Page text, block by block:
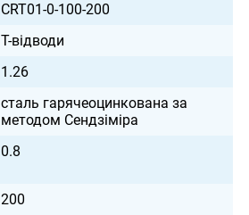
CRT01-0-100-200
Т-відводи
1.26
сталь гарячеоцинкована за
методом Сендзіміра
0.8
200